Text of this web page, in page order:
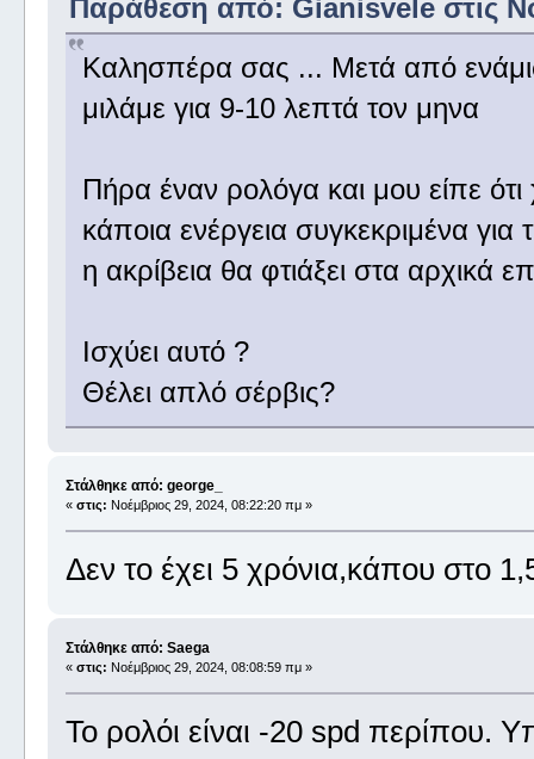
Παράθεση από: Gianisvele στις
Καλησπέρα σας ... Μετά από
μιλάμε για 9-10 λεπτά τον μηνα
Πήρα έναν ρολόγα και μου είπε ότι
κάποια ενέργεια συγκεκριμένα για
η ακρίβεια θα φτιάξει στα αρχικά
Ισχύει αυτό ?
Θέλει απλό σέρβις?
Στάλθηκε από: george_
« στις: Νοέμβριος 29, 2024, 08:22:20 πμ »
Δεν το έχει 5 χρόνια,κάπου στο
Στάλθηκε από: Saega
« στις: Νοέμβριος 29, 2024, 08:08:59 πμ »
Το ρολόι είναι -20 spd περίπου.